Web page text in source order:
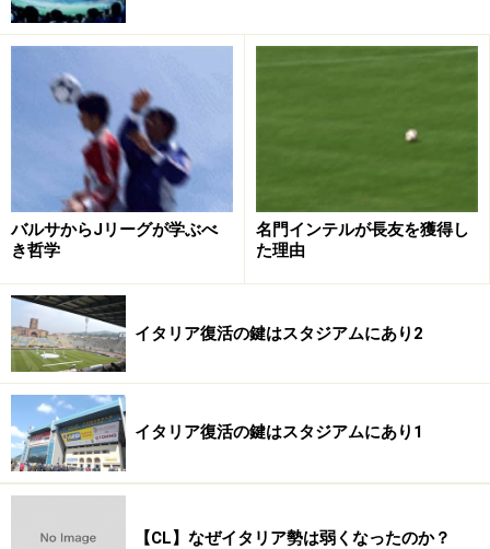
バルサからJリーグが学ぶべ
き哲学
名門インテルが長友を獲得し
た理由
イタリア復活の鍵はスタジアムにあり2
イタリア復活の鍵はスタジアムにあり1
【CL】なぜイタリア勢は弱くなったのか？